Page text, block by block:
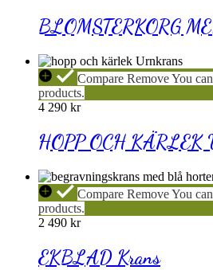
BLOMSTERKORG
HOPP
OCH
KÄRLEK
CompareRemoveYou
products.
4 290 kr
HOPP OCH KÄRLEK
EKBLAD
Krans
CompareRemoveYou
products.
2 490 kr
EKBLAD Krans